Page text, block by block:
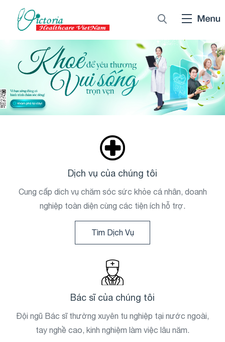
Dịch vụ của chúng tôi
Cung cấp dich vụ chăm sóc sức khỏe cá nhân, doanh
nghiệp toàn diện cùng các tiện ích hỗ trợ.
Tìm Dịch Vụ
Bác sĩ của chúng tôi
Đội ngũ Bác sĩ thường xuyên tu nghiệp tại nước ngoài,
tay nghề cao, kinh nghiệm làm việc lâu năm.